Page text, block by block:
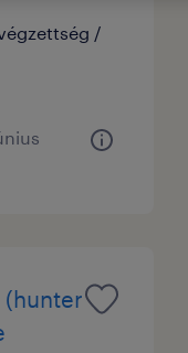
/
(hunter